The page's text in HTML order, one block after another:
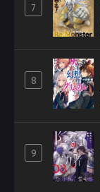
7
8
9